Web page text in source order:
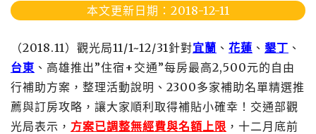
本文更新日期：2018-12-11
（2018.11）觀光局11/1~12/31針對宜蘭 、 花蓮 、 墾丁 、
台東 、高雄推出”住宿+交通”每房最高2,500元的自由
行補助方案，整理活動說明、2300多家補助名單精選推
薦與訂房攻略，讓大家順利取得補貼小確幸！交通部觀
光局表示， 方案已調整無經費與名額上限 ，十二月底前